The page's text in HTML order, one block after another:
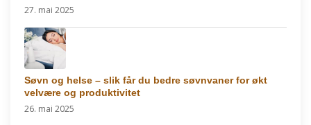
27. mai 2025
Søvn og helse – slik får du bedre søvnvaner for økt
velvære og produktivitet
26. mai 2025